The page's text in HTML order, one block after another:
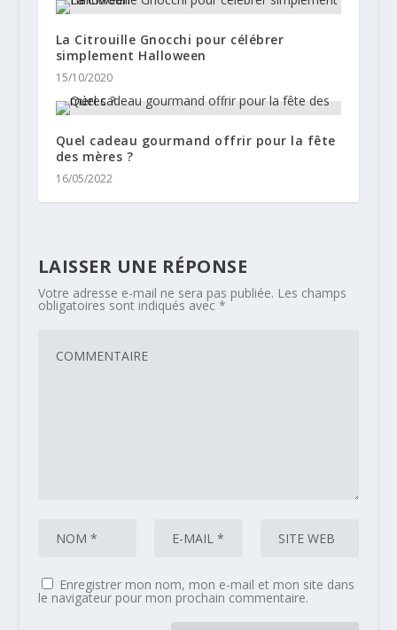
La Citrouille Gnocchi pour célébrer
simplement Halloween
15/10/2020
Quel cadeau gourmand offrir pour la fête
des mères ?
16/05/2022
LAISSER UNE RÉPONSE
Votre adresse e-mail ne sera pas publiée. Les champs
obligatoires sont indiqués avec *
Enregistrer mon nom, mon e-mail et mon site dans
le navigateur pour mon prochain commentaire.